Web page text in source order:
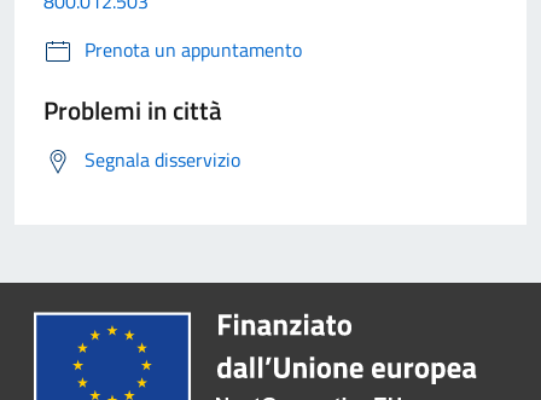
Prenota un appuntamento
Problemi in città
Segnala disservizio